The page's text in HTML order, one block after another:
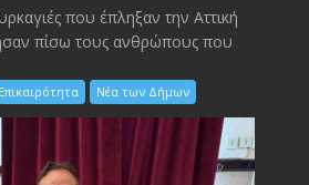
που έπληξαν την Αττική
πίσω τους ανθρώπους που
Επικαιρότητα Νέα των Δήμων